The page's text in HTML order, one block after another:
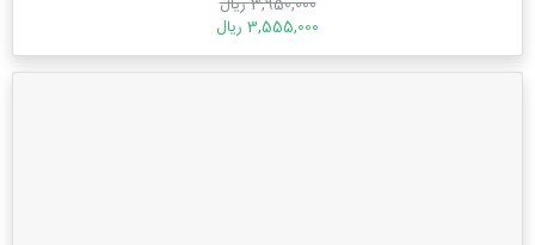
3,555,000 ریال